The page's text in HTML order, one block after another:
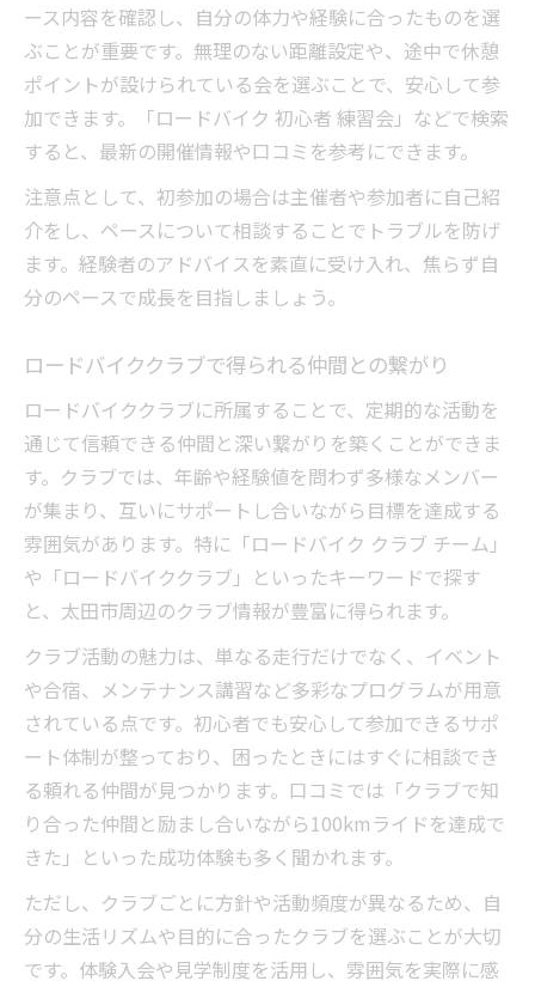
ース内容を確認し、自分の体力や経験に合ったものを選
ぶことが重要です。無理のない距離設定や、途中で休憩
ポイントが設けられている会を選ぶことで、安心して参
加できます。「ロードバイク 初心者 練習会」などで検索
すると、最新の開催情報や口コミを参考にできます。
注意点として、初参加の場合は主催者や参加者に自己紹
介をし、ペースについて相談することでトラブルを防げ
ます。経験者のアドバイスを素直に受け入れ、焦らず自
分のペースで成長を目指しましょう。
ロードバイククラブで得られる仲間との繋がり
ロードバイククラブに所属することで、定期的な活動を
通じて信頼できる仲間と深い繋がりを築くことができま
す。クラブでは、年齢や経験値を問わず多様なメンバー
が集まり、互いにサポートし合いながら目標を達成する
雰囲気があります。特に「ロードバイク クラブ チーム」
や「ロードバイククラブ」といったキーワードで探す
と、太田市周辺のクラブ情報が豊富に得られます。
クラブ活動の魅力は、単なる走行だけでなく、イベント
や合宿、メンテナンス講習など多彩なプログラムが用意
されている点です。初心者でも安心して参加できるサポ
ート体制が整っており、困ったときにはすぐに相談でき
る頼れる仲間が見つかります。口コミでは「クラブで知
り合った仲間と励まし合いながら100kmライドを達成で
きた」といった成功体験も多く聞かれます。
ただし、クラブごとに方針や活動頻度が異なるため、自
分の生活リズムや目的に合ったクラブを選ぶことが大切
です。体験入会や見学制度を活用し、雰囲気を実際に感